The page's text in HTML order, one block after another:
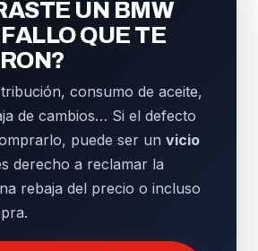
UN BMW
QUE TE
consumo de aceite,
de cambios… Si el defecto
puede ser un vicio
derecho a reclamar la
rebaja del precio o incluso